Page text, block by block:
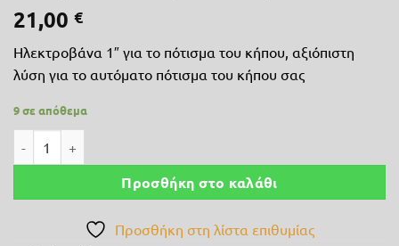
21,00 €
Ηλεκτροβάνα 1″ για το πότισμα του κήπου, αξιόπιστη
λύση για το αυτόματο πότισμα του κήπου σας
9 σε απόθεμα
Προσθήκη στο καλάθι
Προσθήκη στη λίστα επιθυμίας